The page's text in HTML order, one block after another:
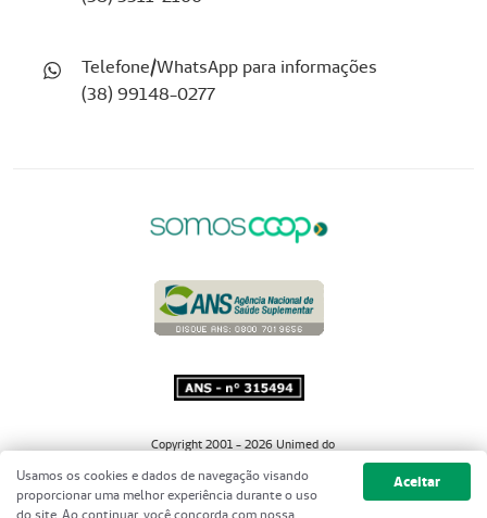
Telefone/WhatsApp para informações
(38) 99148-0277
Copyright 2001 - 2026 Unimed do
Usamos os cookies e dados de navegação visando
proporcionar uma melhor experiência durante o uso
do site. Ao continuar, você concorda com nossa
Aceitar